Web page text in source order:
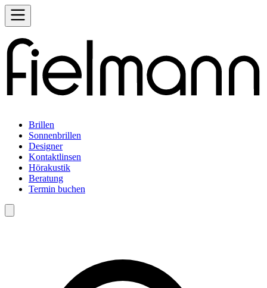
Brillen
Sonnenbrillen
Designer
Kontaktlinsen
Hörakustik
Beratung
Termin buchen